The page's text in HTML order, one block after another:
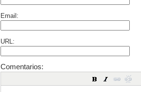
Email:
URL:
Comentarios: